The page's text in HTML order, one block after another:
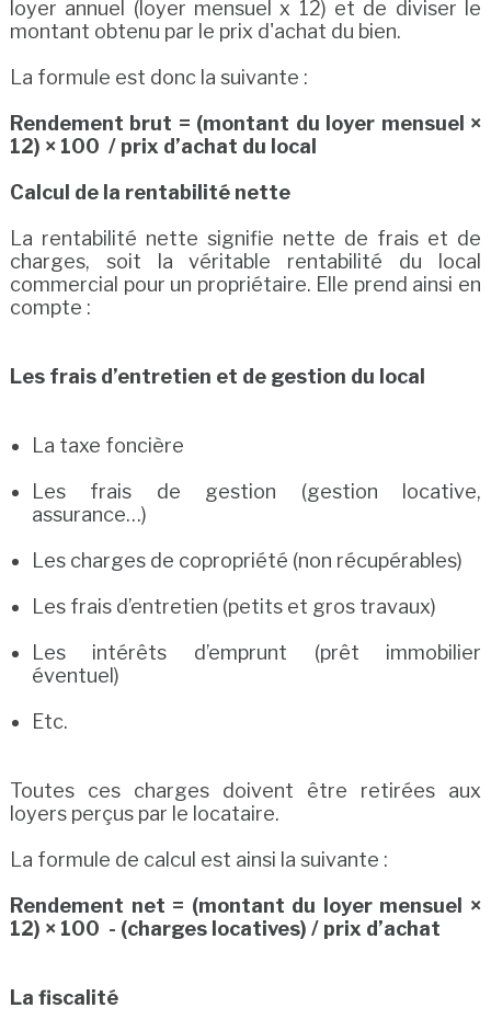
loyer annuel (loyer mensuel x 12) et de diviser le
montant obtenu par le prix d'achat du bien.
La formule est donc la suivante :
Rendement brut = (montant du loyer mensuel ×
12) × 100 / prix d’achat du local
Calcul de la rentabilité nette
La rentabilité nette signifie nette de frais et de
charges, soit la véritable rentabilité du local
commercial pour un propriétaire. Elle prend ainsi en
compte :
Les frais d’entretien et de gestion du local
La taxe foncière
Les frais de gestion (gestion locative,
assurance…)
Les charges de copropriété (non récupérables)
Les frais d’entretien (petits et gros travaux)
Les intérêts d’emprunt (prêt immobilier
éventuel)
Etc.
Toutes ces charges doivent être retirées aux
loyers perçus par le locataire.
La formule de calcul est ainsi la suivante :
Rendement net = (montant du loyer mensuel ×
12) × 100 - (charges locatives) / prix d’achat
La fiscalité